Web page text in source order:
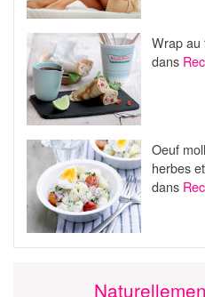
Wrap au
dans
Oeuf
herbes
dans